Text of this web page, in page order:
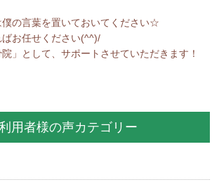
僕の言葉を置いておいてください☆
お任せください(^^)/
院」として、サポートさせていただきます！
用者様の声カテゴリー